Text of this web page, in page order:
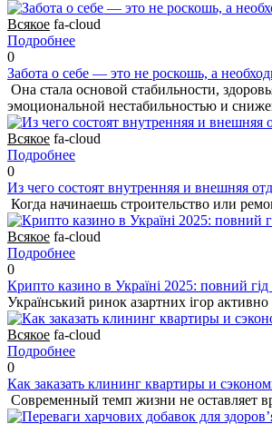
Всякое fa-cloud
Подробнее
0
Забота о себе — это не роскошь, а
Она стала основой стабильности,
эмоциональной нестабильностью и
Всякое fa-cloud
Подробнее
0
Из чего состоят внутренняя и внешняя
Когда начинаешь строительство или
Всякое fa-cloud
Подробнее
0
Крипто казино в Україні 2025: повний
Український ринок азартних ігор
Всякое fa-cloud
Подробнее
0
Как заказать клининг квартиры и
Современный темп жизни не оставляет